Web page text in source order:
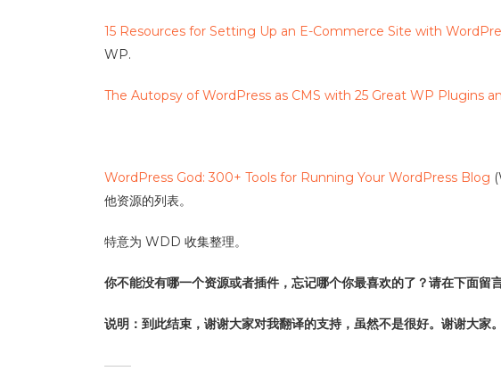
15 Resources for Setting Up an E-Commerce Site with
WP.
The Autopsy of WordPress as CMS with 25 Great WP Plugins
WordPress God: 300+ Tools for Running Your WordPress Blog
他资源的列表。
特意为 WDD 收集整理。
你不能没有哪一个资源或者插件，忘记哪个你最喜欢的了？请在下面留
说明：到此结束，谢谢大家对我翻译的支持，虽然不是很好。谢谢大家。